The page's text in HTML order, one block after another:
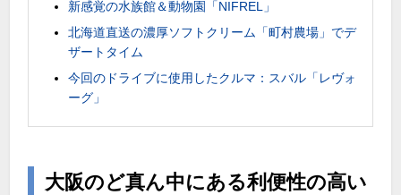
新感覚の水族館＆動物園「NIFREL」
北海道直送の濃厚ソフトクリーム「町村農場」でデ
ザートタイム
今回のドライブに使用したクルマ：スバル「レヴォ
ーグ」
大阪のど真ん中にある利便性の高い